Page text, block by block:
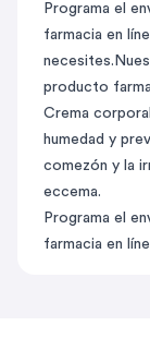
Programa el
farmacia en
producto
Crema
humedad y
comezón y la
eccema.
Programa el
farmacia en